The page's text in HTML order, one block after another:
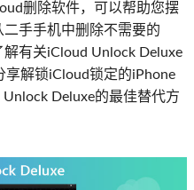
删除软件，可以帮助您摆
手手机中删除不需要的
有关iCloud Unlock Deluxe
享解锁iCloud锁定的iPhone
Deluxe的最佳替代方